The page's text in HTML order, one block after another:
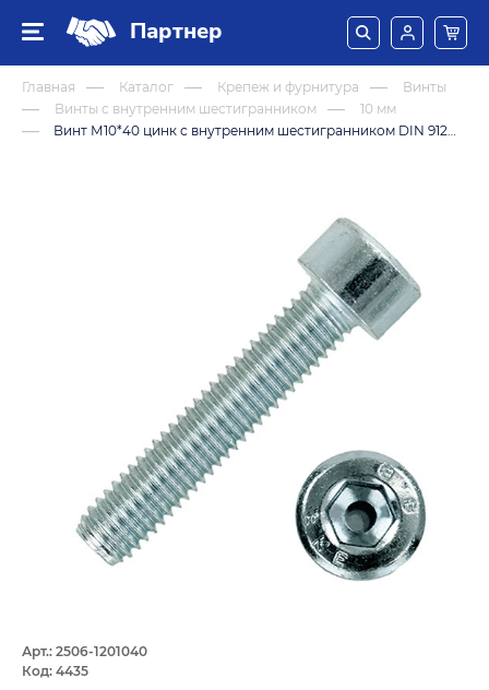
Партнер
Главная Каталог Крепеж и фурнитура
Винты
Винты с внутренним шестигранником
10 мм
Винт М10*40 цинк с внутренним шестигранником DIN 912 (8,8)
Арт.: 2506-1201040
Код: 4435